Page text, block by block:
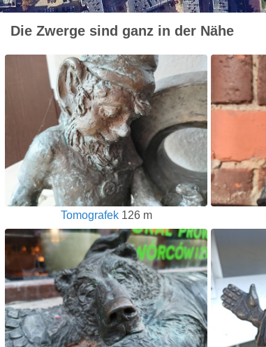
Die Zwerge sind ganz in der Nähe
Tomografek126 m